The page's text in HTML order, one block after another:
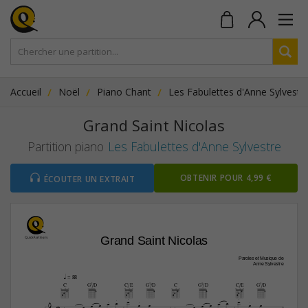
Accueil Noël Piano Chant Les Fabulettes d'Anne
Grand Saint Nicolas
Partition piano Les Fabulettes d'Anne Sylvestre
ÉCOUTER UN EXTRAIT OBTENIR POUR 4,99 €
Grand Saint Nicolas
Paroles et Musique de
Anne Sylvestre
C G7/D C/E G7/D C G7/D C/E G7/D
q = 88
     
             